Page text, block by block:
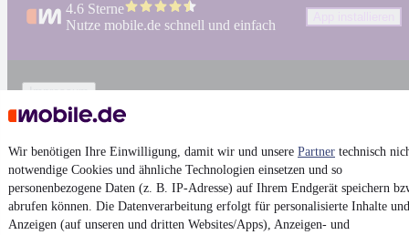
Wir benötigen Ihre Einwilligung, damit wir und unsere Partner technisch
notwendige Cookies und ähnliche Technologien einsetzen und so
personenbezogene Daten (z. B. IP-Adresse) auf Ihrem Endgerät speichern
abrufen können. Die Datenverarbeitung erfolgt für personalisierte Inhalte und
Anzeigen (auf unseren und dritten Websites/Apps), Anzeigen- und
4.6 Sterne
Nutze mobile.de schnell und einfach
Impressum
AGB
Vertrag widerrufen
Datenschutz
Datenschutzeinstellungen
Erklärung zur Barrierefreiheit